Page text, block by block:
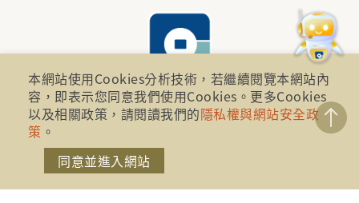
地址：10041台北市忠孝西路一段四號17樓(崇聖大樓)
本網站使用Cookies分析技術，若繼續閱覽本網站內
容，即表示您同意我們使用Cookies。更多Cookies
以及相關政策，請閱讀我們的隱私權與網站安全政
策 。
同意並進入網站